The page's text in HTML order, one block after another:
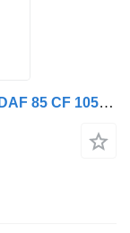
Pneimatiskais kompresors paredzēts DAF 85 CF 105 106 kravas automašīnas